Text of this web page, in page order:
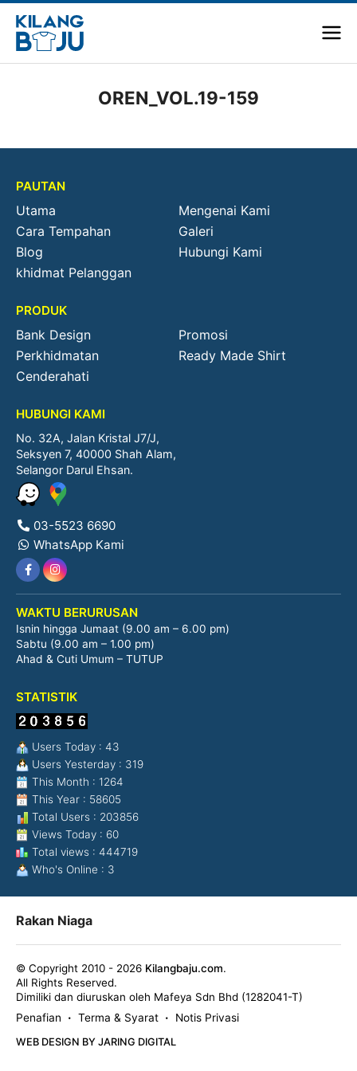
OREN_VOL.19-159
PAUTAN
Utama
Mengenai Kami
Cara Tempahan
Galeri
Blog
Hubungi Kami
khidmat Pelanggan
PRODUK
Bank Design
Promosi
Perkhidmatan
Ready Made Shirt
Cenderahati
HUBUNGI KAMI
No. 32A, Jalan Kristal J7/J,
Seksyen 7, 40000 Shah Alam,
Selangor Darul Ehsan.
03-5523 6690
WhatsApp Kami
WAKTU BERURUSAN
Isnin hingga Jumaat (9.00 am – 6.00 pm)
Sabtu (9.00 am – 1.00 pm)
Ahad & Cuti Umum – TUTUP
STATISTIK
Users Today : 43
Users Yesterday : 319
This Month : 1264
This Year : 58605
Total Users : 203856
Views Today : 60
Total views : 444719
Who's Online : 3
Rakan Niaga
© Copyright 2010 - 2026 Kilangbaju.com.
All Rights Reserved.
Dimiliki dan diuruskan oleh Mafeya Sdn Bhd (1282041-T)
Penafian
• Terma & Syarat • Notis Privasi
WEB DESIGN BY JARING DIGITAL